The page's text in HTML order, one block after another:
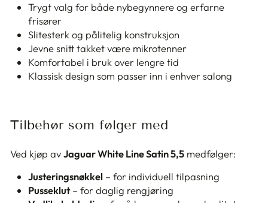
Trygt valg for både nybegynnere og erfarne
frisører
Slitesterk og pålitelig konstruksjon
Jevne snitt takket være mikrotenner
Komfortabel i bruk over lengre tid
Klassisk design som passer inn i enhver salong
Tilbehør som følger med
Ved kjøp avJaguar White Line Satin 5,5 medfølger:
Justeringsnøkkel – for individuell tilpasning
Pusseklut– for daglig rengjøring